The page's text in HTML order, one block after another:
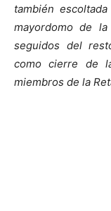
también
mayordomo de la
seguidos del
como cierre de
miembros de la